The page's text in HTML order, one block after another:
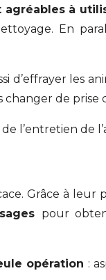
à
En
d’effrayer les
de prise
l’entretien de
Grâce à leur
pour
opération :